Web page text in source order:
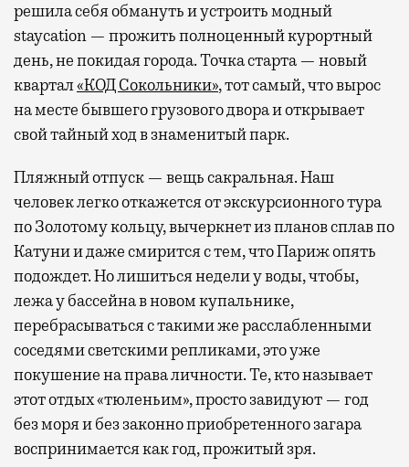
решила себя обмануть и устроить модный
staycation — прожить полноценный курортный
день, не покидая города. Точка старта — новый
квартал«КОД Сокольники», тот самый, что вырос
на месте бывшего грузового двора и открывает
свой тайный ход в знаменитый парк.
Пляжный отпуск — вещь сакральная. Наш
человек легко откажется от экскурсионного тура
по Золотому кольцу, вычеркнет из планов сплав по
Катуни и даже смирится с тем, что Париж опять
подождет. Но лишиться недели у воды, чтобы,
лежа у бассейна в новом купальнике,
перебрасываться с такими же расслабленными
соседями светскими репликами, это уже
покушение на права личности. Те, кто называет
этот отдых «тюленьим», просто завидуют — год
без моря и без законно приобретенного загара
воспринимается как год, прожитый зря.